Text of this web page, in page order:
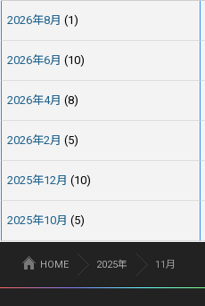
2026年8月 (1)
2026年6月 (10)
2026年4月 (8)
2026年2月 (5)
2025年12月 (10)
2025年10月 (5)
HOME 2025年 11月